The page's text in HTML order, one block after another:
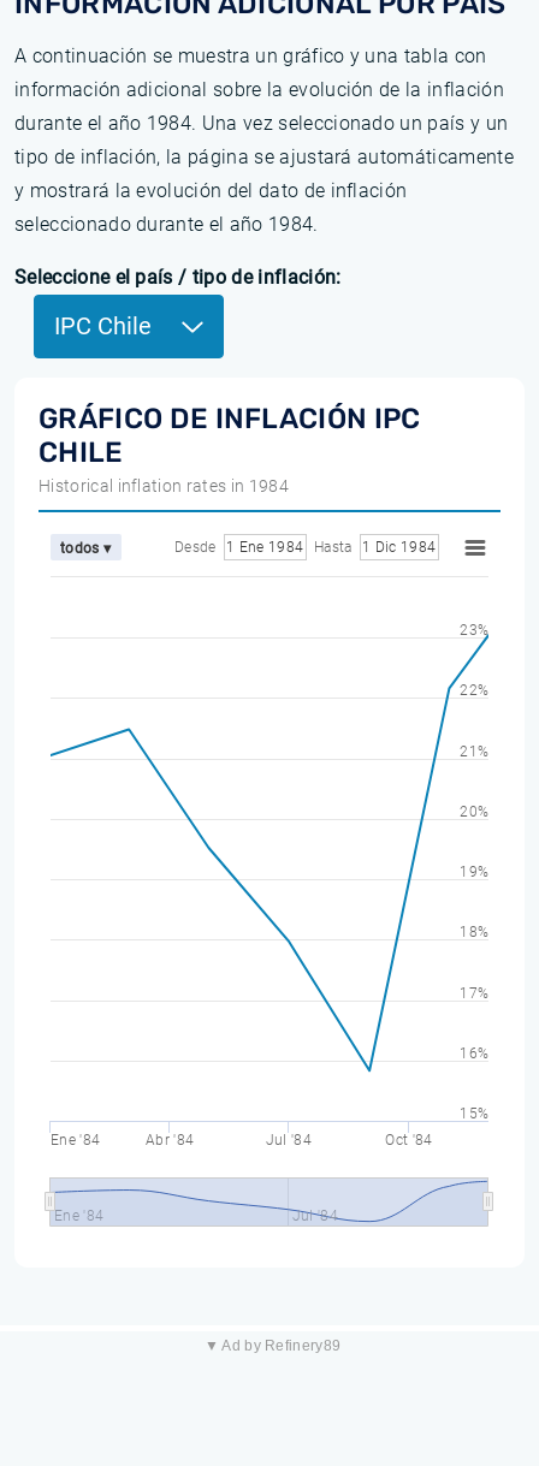
A continuación se muestra un gráfico y una tabla con
información adicional sobre la evolución de la inflación
durante el año 1984. Una vez seleccionado un país y un
tipo de inflación, la página se ajustará automáticamente
y mostrará la evolución del dato de inflación
seleccionado durante el año 1984.
Seleccione el país / tipo de inflación:
IPC Chile
GRÁFICO DE INFLACIÓN IPC
CHILE
Historical inflation rates in 1984
todos ▾ Desde 1 Ene 1984 Hasta 1 Dic 1984
Ene '84 Abr '84 Jul '84 Oct '84
Ene '84 Jul '84
15%
16%
17%
18%
19%
20%
21%
22%
23%
▼ Ad by Refinery89